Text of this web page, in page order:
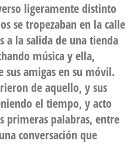
ligeramente distinto
se tropezaban en la calle
a la salida de una tienda
música y ella,
sus amigas en su móvil.
de aquello, y sus
el tiempo, y acto
primeras palabras, entre
conversación que